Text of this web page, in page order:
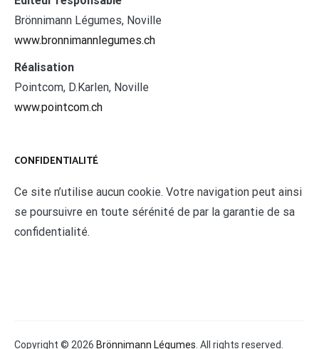
Brönnimann Légumes, Noville
www.bronnimannlegumes.ch
Réalisation
Pointcom, D.Karlen, Noville
www.pointcom.ch
CONFIDENTIALITÉ
Ce site n’utilise aucun cookie. Votre navigation peut ainsi
se poursuivre en toute sérénité de par la garantie de sa
confidentialité.
Copyright © 2026 Brönnimann Légumes . All rights reserved.